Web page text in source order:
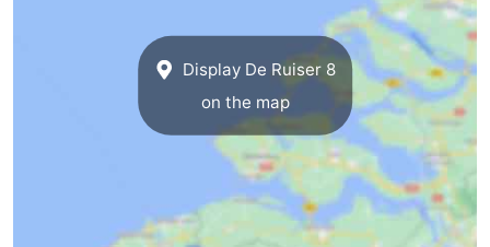
Display De Ruiser 8
on the map